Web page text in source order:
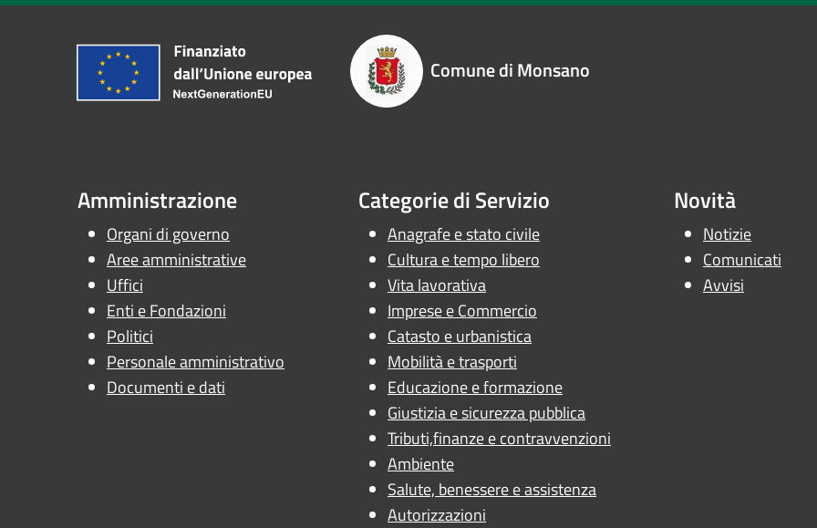
Comune di Monsano
Amministrazione
Organi di governo
Aree amministrative
Uffici
Enti e Fondazioni
Politici
Personale amministrativo
Documenti e dati
Categorie di Servizio
Anagrafe e stato civile
Cultura e tempo libero
Vita lavorativa
Imprese e Commercio
Catasto e urbanistica
Mobilità e trasporti
Educazione e formazione
Giustizia e sicurezza pubblica
Tributi,finanze e contravvenzioni
Ambiente
Salute, benessere e assistenza
Autorizzazioni
Novità
Notizie
Comunicati
Avvisi